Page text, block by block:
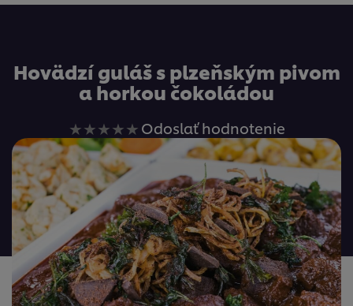
Hovädzí guláš s plzeňským pivom
a horkou čokoládou
Pre
túto
recipe
neboli
odoslané
žiadne
hodnotenia
Odoslať hodnotenie